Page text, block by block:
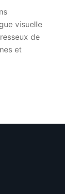
visuelle
de
et